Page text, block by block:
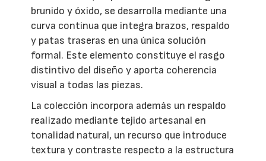
brunido y óxido, se desarrolla mediante una
curva continua que integra brazos, respaldo
y patas traseras en una única solución
formal. Este elemento constituye el rasgo
distintivo del diseño y aporta coherencia
visual a todas las piezas.
La colección incorpora además un respaldo
realizado mediante tejido artesanal en
tonalidad natural, un recurso que introduce
textura y contraste respecto a la estructura